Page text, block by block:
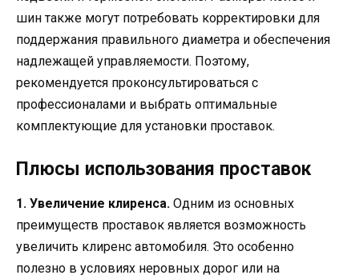
шин также могут потребовать корректировки для
поддержания правильного диаметра и обеспечения
надлежащей управляемости. Поэтому,
рекомендуется проконсультироваться с
профессионалами и выбрать оптимальные
комплектующие для установки проставок.
Плюсы использования проставок
1. Увеличение клиренса. Одним из основных
преимуществ проставок является возможность
увеличить клиренс автомобиля. Это особенно
полезно в условиях неровных дорог или на